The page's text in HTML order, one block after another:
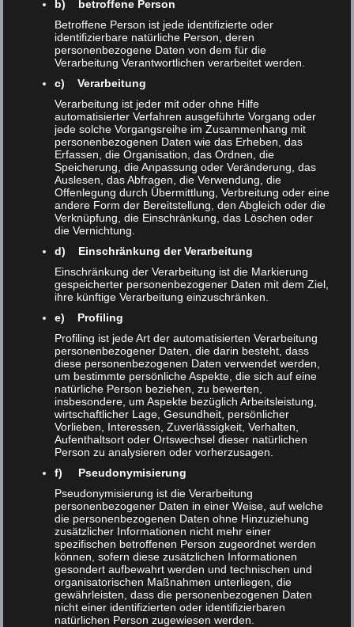
Lewandowski
This talk will introduce the RAT software and its various
components. You will learn about the types of studies that can
be conducted using RAT. Additionally, we will explain RAT’s
modules for designing studies, collecting data, juror
assessment, and performing automatic data analysis.
What’s New in RAT? –Sebastian
SünklerundKardelen Bilir
In this presentation, we will discuss the new features we have
developed since the last community meeting. This includes:
With our new scrapers for Large Language Models, it is
possible to gather, evaluate and analyze responses from
systems like Google’s AI Overviews.
The Query Sampler, the tool for exploring search queries, is
integrated into RAT now.
b) betroffene Person
Betroffene Person ist jede identifizierte oder
identifizierbare natürliche Person, deren
personenbezogene Daten von dem für die
Verarbeitung Verantwortlichen verarbeitet werden.
c) Verarbeitung
Verarbeitung ist jeder mit oder ohne Hilfe
automatisierter Verfahren ausgeführte Vorgang oder
jede solche Vorgangsreihe im Zusammenhang mit
personenbezogenen Daten wie das Erheben, das
Erfassen, die Organisation, das Ordnen, die
Speicherung, die Anpassung oder Veränderung, das
Auslesen, das Abfragen, die Verwendung, die
Offenlegung durch Übermittlung, Verbreitung oder eine
andere Form der Bereitstellung, den Abgleich oder die
Verknüpfung, die Einschränkung, das Löschen oder
die Vernichtung.
d) Einschränkung der Verarbeitung
Einschränkung der Verarbeitung ist die Markierung
gespeicherter personenbezogener Daten mit dem Ziel,
ihre künftige Verarbeitung einzuschränken.
e) Profiling
Profiling ist jede Art der automatisierten Verarbeitung
personenbezogener Daten, die darin besteht, dass
diese personenbezogenen Daten verwendet werden,
um bestimmte persönliche Aspekte, die sich auf eine
natürliche Person beziehen, zu bewerten,
insbesondere, um Aspekte bezüglich Arbeitsleistung,
wirtschaftlicher Lage, Gesundheit, persönlicher
Vorlieben, Interessen, Zuverlässigkeit, Verhalten,
Aufenthaltsort oder Ortswechsel dieser natürlichen
Person zu analysieren oder vorherzusagen.
f) Pseudonymisierung
Pseudonymisierung ist die Verarbeitung
personenbezogener Daten in einer Weise, auf welche
die personenbezogenen Daten ohne Hinzuziehung
zusätzlicher Informationen nicht mehr einer
spezifischen betroffenen Person zugeordnet werden
können, sofern diese zusätzlichen Informationen
gesondert aufbewahrt werden und technischen und
organisatorischen Maßnahmen unterliegen, die
gewährleisten, dass die personenbezogenen Daten
nicht einer identifizierten oder identifizierbaren
natürlichen Person zugewiesen werden.